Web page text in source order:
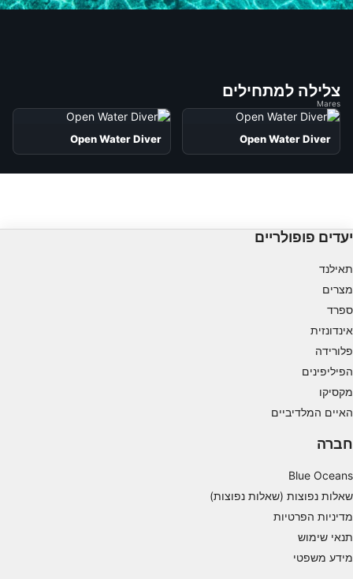
צלילה למתחילים
Mares
Open Water Diver
Open Water Diver
יעדים פופולריים
תאילנד
מצרים
ספרד
אינדונזית
פלורידה
הפיליפינים
מקסיקו
האיים המלדיביים
חברה
Blue Oceans
שאלות נפוצות (שאלות נפוצות)
מדיניות הפרטיות
תנאי שימוש
מידע משפטי